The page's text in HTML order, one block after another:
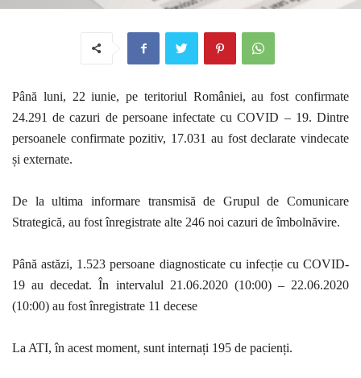
Până luni, 22 iunie, pe teritoriul României, au fost confirmate
24.291 de cazuri de persoane infectate cu COVID – 19. Dintre
persoanele confirmate pozitiv, 17.031 au fost declarate vindecate
și externate.
De la ultima informare transmisă de Grupul de Comunicare
Strategică, au fost înregistrate alte 246 noi cazuri de îmbolnăvire.
Până astăzi, 1.523 persoane diagnosticate cu infecție cu COVID-
19 au decedat. În intervalul 21.06.2020 (10:00) – 22.06.2020
(10:00) au fost înregistrate 11 decese
La ATI, în acest moment, sunt internați 195 de pacienți.